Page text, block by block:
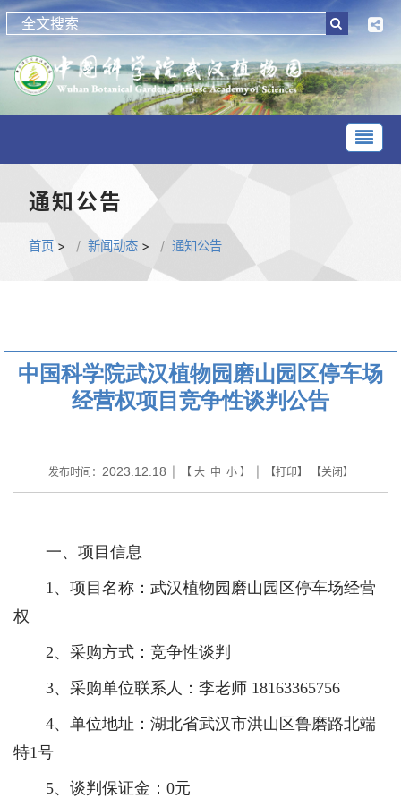
通知公告
首页 > 新闻动态 > 通知公告
中国科学院武汉植物园磨山园区停车场
经营权项目竞争性谈判公告
发布时间： 2023.12.18 | 【 大 中 小】 | 【打印】 【关闭】
一、项目信息
1、项目名称： 武汉植物园磨山园区停车场经营
权
2、采购方式： 竞争性谈判
3、采购单位联系人：李老师 18163365756
4、单位地址：湖北省武汉市洪山区鲁磨路北端
特1号
5、 谈判 保证金： 0元